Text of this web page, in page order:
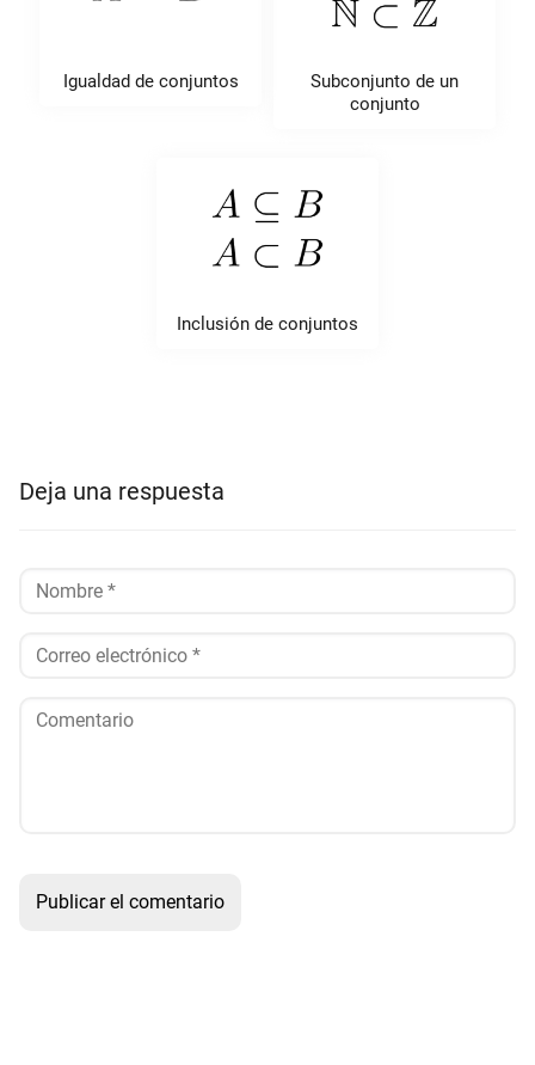
Igualdad de conjuntos
Subconjunto de un
conjunto
Inclusión de conjuntos
Deja una respuesta